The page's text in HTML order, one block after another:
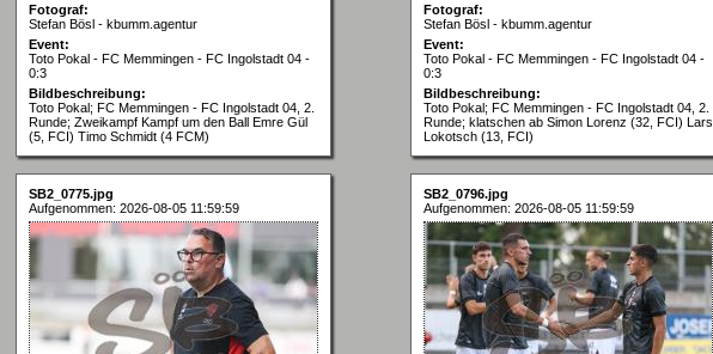
Fotograf:
Stefan Bösl - kbumm.agentur
Event:
Toto Pokal - FC Memmingen - FC Ingolstadt 04 -
0:3
Bildbeschreibung:
Toto Pokal; FC Memmingen - FC Ingolstadt 04, 2.
Runde; Zweikampf Kampf um den Ball Emre Gül
(5, FCI) Timo Schmidt (4 FCM)
Fotograf:
Stefan Bösl - kbumm.agentur
Event:
Toto Pokal - FC Memmingen - FC Ingolstadt 04 -
0:3
Bildbeschreibung:
Toto Pokal; FC Memmingen - FC Ingolstadt 04, 2.
Runde; klatschen ab Simon Lorenz (32, FCI) Lars
Lokotsch (13, FCI)
SB2_0775.jpg
Aufgenommen: 2026-08-05 11:59:59
SB2_0796.jpg
Aufgenommen: 2026-08-05 11:59:59